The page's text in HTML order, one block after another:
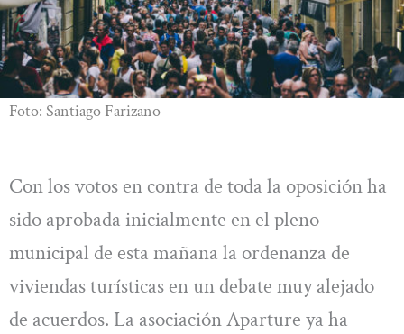
Foto: Santiago Farizano
Con los votos en contra de toda la oposición ha
sido aprobada inicialmente en el pleno
municipal de esta mañana la ordenanza de
viviendas turísticas en un debate muy alejado
de acuerdos. La asociación Aparture ya ha